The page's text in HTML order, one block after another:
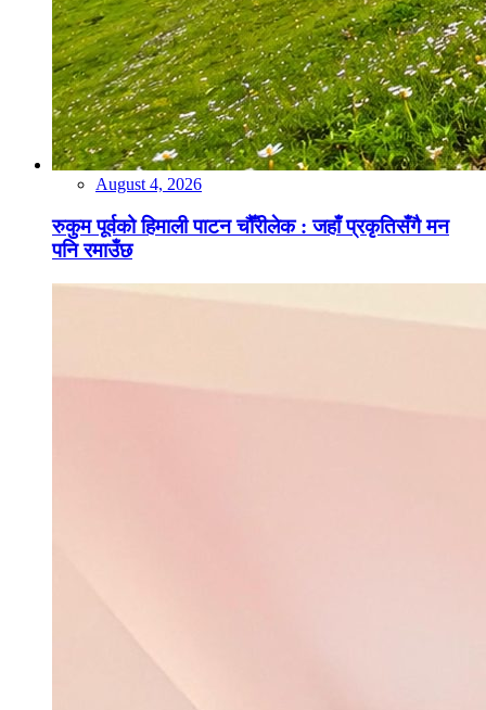
August 4, 2026
रुकुम पूर्वको हिमाली पाटन चौँरीलेक : जहाँ प्रकृतिसँगै मन
पनि रमाउँछ